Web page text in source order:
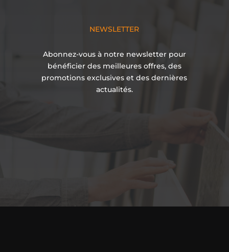
NEWSLETTER
Abonnez-vous à notre newsletter pour
bénéficier des meilleures offres, des
promotions exclusives et des dernières
actualités.